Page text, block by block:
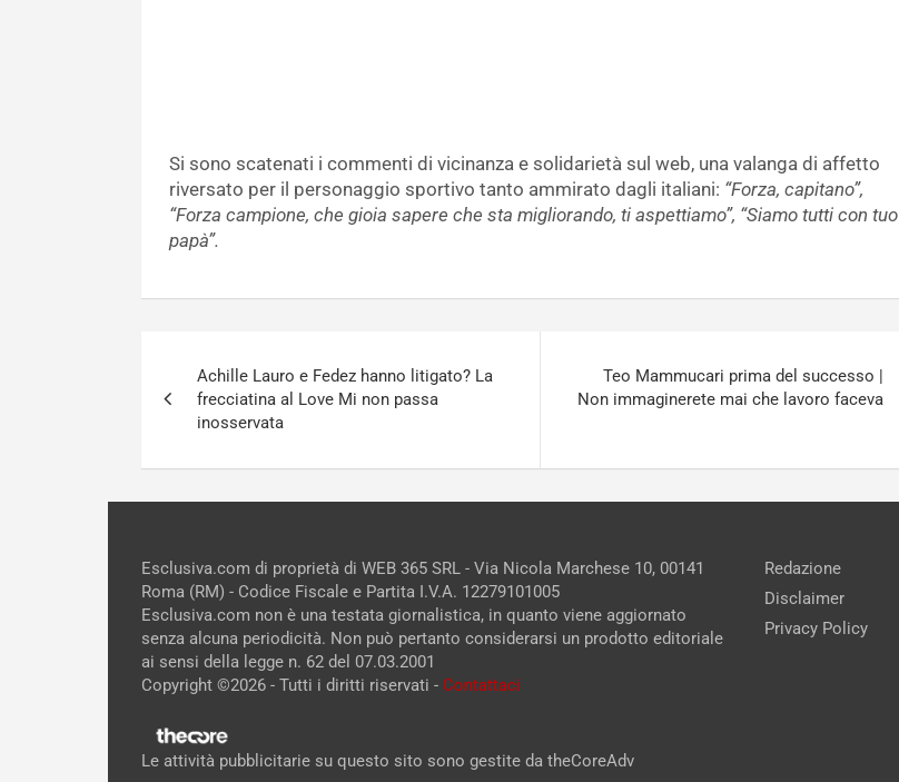
Si sono scatenati i commenti di vicinanza e solidarietà sul web, una valanga di affetto
riversato per il personaggio sportivo tanto ammirato dagli italiani: “Forza, capitano”,
“Forza campione, che gioia sapere che sta migliorando, ti aspettiamo”, “Siamo tutti con tuo
papà”.
articoli
Achille Lauro e Fedez hanno litigato? La
frecciatina al Love Mi non passa
inosservata
Teo Mammucari prima del successo |
Non immaginerete mai che lavoro faceva
Esclusiva.com di proprietà di WEB 365 SRL - Via Nicola Marchese 10, 00141
Roma (RM) - Codice Fiscale e Partita I.V.A. 12279101005
Esclusiva.com non è una testata giornalistica, in quanto viene aggiornato
senza alcuna periodicità. Non può pertanto considerarsi un prodotto editoriale
ai sensi della legge n. 62 del 07.03.2001
Copyright ©2026 - Tutti i diritti riservati - Contattaci
Le attività pubblicitarie su questo sito sono gestite da theCoreAdv
Redazione
Disclaimer
Privacy Policy